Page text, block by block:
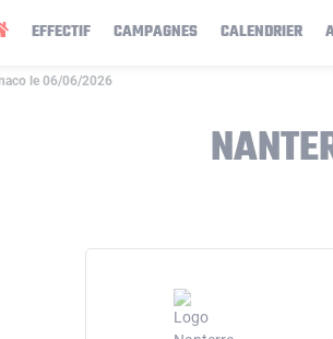
EFFECTIF CAMPAGNES CALENDRIER
le 06/06/2026